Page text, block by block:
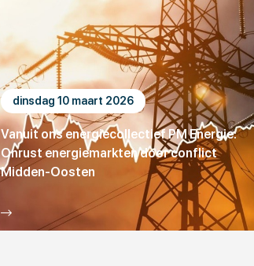
dinsdag 10 maart 2026
Vanuit ons energiecollectief PM Energie:
Onrust energiemarkten door conflict
Midden-Oosten